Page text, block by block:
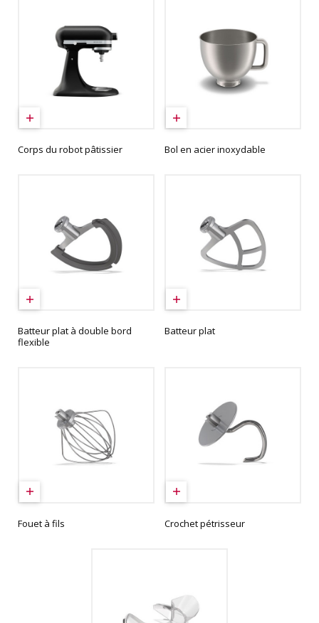
Corps du robot pâtissier Bol en acier inoxydable
Batteur plat à double bord
flexible
Batteur plat
Fouet à fils Crochet pétrisseur